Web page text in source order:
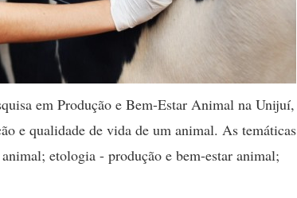
em Produção e Bem-Estar Animal na Unijuí,
e qualidade de vida de um animal. As temáticas
etologia - produção e bem-estar animal;